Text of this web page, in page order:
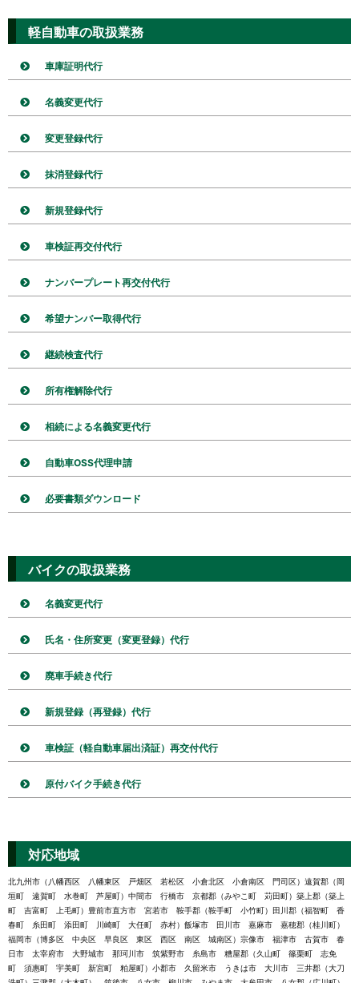
軽自動車の取扱業務
車庫証明代行
名義変更代行
変更登録代行
抹消登録代行
新規登録代行
車検証再交付代行
ナンバープレート再交付代行
希望ナンバー取得代行
継続検査代行
所有権解除代行
相続による名義変更代行
自動車OSS代理申請
必要書類ダウンロード
バイクの取扱業務
名義変更代行
氏名・住所変更（変更登録）代行
廃車手続き代行
新規登録（再登録）代行
車検証（軽自動車届出済証）再交付代行
原付バイク手続き代行
対応地域
北九州市（八幡西区 八幡東区 戸畑区 若松区 小倉北区 小倉南区 門司区）遠賀郡（岡
垣町 遠賀町 水巻町 芦屋町）中間市 行橋市 京都郡（みやこ町 苅田町）築上郡（築上
町 吉富町 上毛町）豊前市直方市 宮若市 鞍手郡（鞍手町 小竹町）田川郡（福智町 香
春町 糸田町 添田町 川崎町 大任町 赤村）飯塚市 田川市 嘉麻市 嘉穂郡（桂川町）
福岡市（博多区 中央区 早良区 東区 西区 南区 城南区）宗像市 福津市 古賀市 春
日市 太宰府市 大野城市 那珂川市 筑紫野市 糸島市 糟屋郡（久山町 篠栗町 志免
町 須惠町 宇美町 新宮町 粕屋町）小郡市 久留米市 うきは市 大川市 三井郡（大刀